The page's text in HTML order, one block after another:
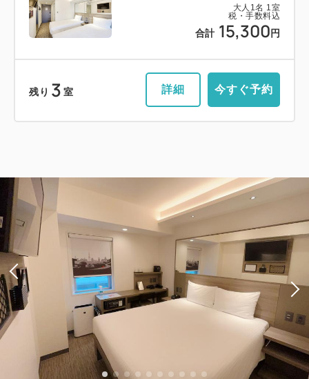
大人 1名 1室
税・手数料込
合計 15,300 円
残り 3 室 詳細 今すぐ予約